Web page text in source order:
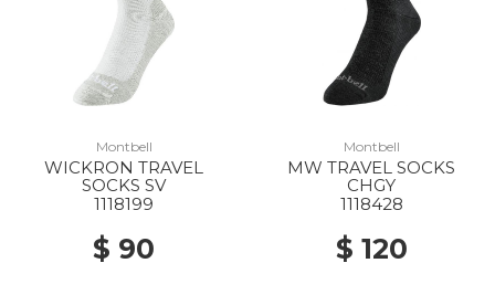
Montbell
WICKRON TRAVEL
SOCKS SV
1118199
$ 90
Montbell
MW TRAVEL SOCKS
CHGY
1118428
$ 120